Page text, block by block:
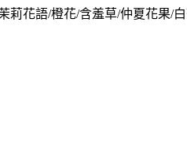
莉花語/橙花/含羞草/仲夏花果/